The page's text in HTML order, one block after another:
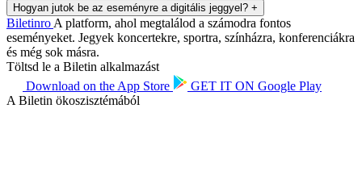
Hogyan jutok be az eseményre a digitális jeggyel? +
Biletinro A platform, ahol megtalálod a számodra fontos
eseményeket. Jegyek koncertekre, sportra, színházra, konferenciákra
és még sok másra.
Töltsd le a Biletin alkalmazást
Download on the App Store GET IT ON Google Play
A Biletin ökoszisztémából